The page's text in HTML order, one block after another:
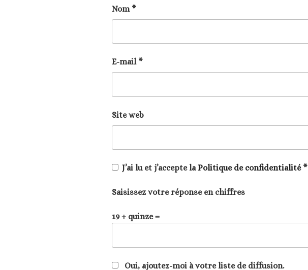
Nom *
E-mail *
Site web
J’ai lu et j’accepte laPolitique de confidentialité *
Saisissez votre réponse en chiffres
19 + quinze =
Oui, ajoutez-moi à votre liste de diffusion.